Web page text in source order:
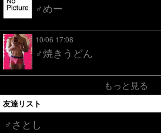
♂めー
10/06 17:08
♂焼きうどん
もっと見る
友達リスト
♂さとし